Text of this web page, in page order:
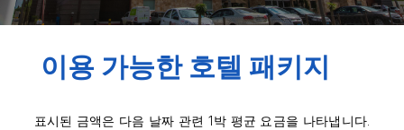
이용 가능한 호텔 패키지
표시된 금액은 다음 날짜 관련 1박 평균 요금을 나타냅니다.